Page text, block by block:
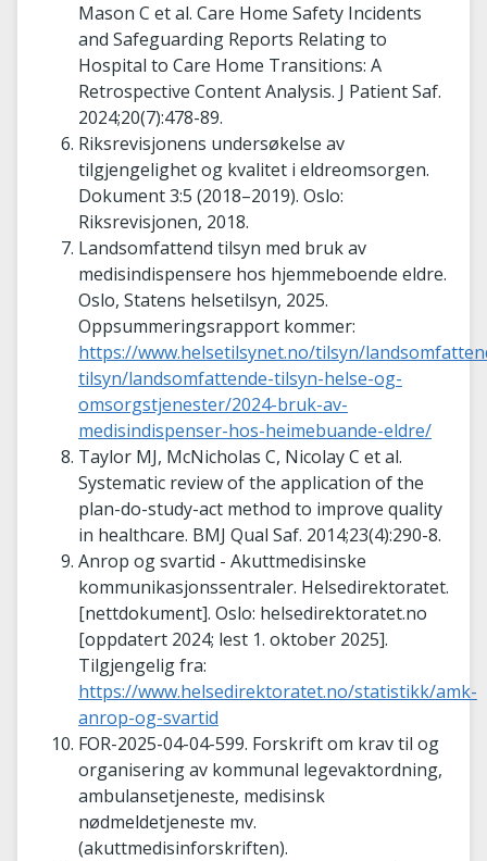
Mason C et al. Care Home Safety Incidents
and Safeguarding Reports Relating to
Hospital to Care Home Transitions: A
Retrospective Content Analysis. J Patient Saf.
2024;20(7):478-89.
Riksrevisjonens undersøkelse av
tilgjengelighet og kvalitet i eldreomsorgen.
Dokument 3:5 (2018–2019). Oslo:
Riksrevisjonen, 2018.
Landsomfattend tilsyn med bruk av
medisindispensere hos hjemmeboende eldre.
Oslo, Statens helsetilsyn, 2025.
Oppsummeringsrapport kommer:
https://www.helsetilsynet.no/tilsyn/
tilsyn/landsomfattende-tilsyn-helse-og-
omsorgstjenester/2024-bruk-av-
medisindispenser-hos-heimebuande-eldre/
Taylor MJ, McNicholas C, Nicolay C et al.
Systematic review of the application of the
plan-do-study-act method to improve quality
in healthcare. BMJ Qual Saf. 2014;23(4):290-8.
Anrop og svartid - Akuttmedisinske
kommunikasjonssentraler. Helsedirektoratet.
[nettdokument]. Oslo: helsedirektoratet.no
[oppdatert 2024; lest 1. oktober 2025].
Tilgjengelig fra:
https://www.helsedirektoratet.no/statistikk/amk-
anrop-og-svartid
FOR-2025-04-04-599. Forskrift om krav til og
organisering av kommunal legevaktordning,
ambulansetjeneste, medisinsk
nødmeldetjeneste mv.
(akuttmedisinforskriften).